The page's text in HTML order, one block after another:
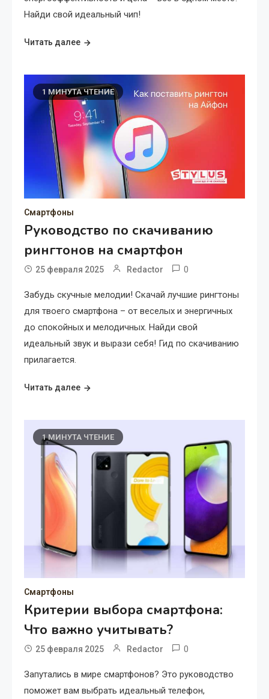
Найди свой идеальный чип!
Читать далее
1 МИНУТА ЧТЕНИЕ
Смартфоны
Руководство по скачиванию
рингтонов на смартфон
25 февраля 2025 Redactor 0
Забудь скучные мелодии! Скачай лучшие рингтоны
для твоего смартфона – от веселых и энергичных
до спокойных и мелодичных. Найди свой
идеальный звук и вырази себя! Гид по скачиванию
прилагается.
Читать далее
1 МИНУТА ЧТЕНИЕ
Смартфоны
Критерии выбора смартфона:
Что важно учитывать?
25 февраля 2025 Redactor 0
Запутались в мире смартфонов? Это руководство
поможет вам выбрать идеальный телефон,